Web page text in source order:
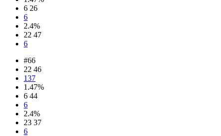
6 26
6
2.4%
22 47
6
#66
22 46
137
1.47%
6 44
6
2.4%
23 37
6